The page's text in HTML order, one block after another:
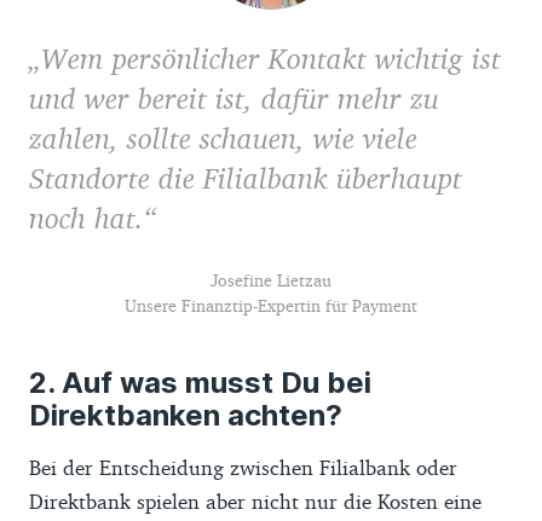
Wem persönlicher Kontakt wichtig ist
und wer bereit ist, dafür mehr zu
zahlen, sollte schauen, wie viele
Standorte die Filialbank überhaupt
noch hat.
Josefine Lietzau
Unsere Finanztip-Expertin für Payment
Auf was musst Du bei
Direktbanken achten?
Bei der Entscheidung zwischen Filialbank oder
Direktbank spielen aber nicht nur die Kosten eine